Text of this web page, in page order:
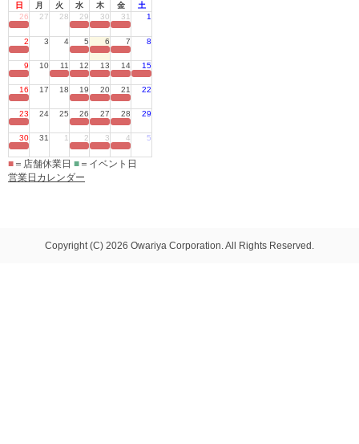
日
月 火 水 木 金
土
26
27 28 29 30 31 1
2 3 4 5 6 7 8
9 10 11 12 13 14 15
16 17 18 19 20 21 22
23 24 25 26 27 28 29
30 31 1 2 3 4 5
■ ＝店舗休業日 ■ ＝イベント日
営業日カレンダー
Copyright (C) 2026 Owariya Corporation. All Rights Reserved.